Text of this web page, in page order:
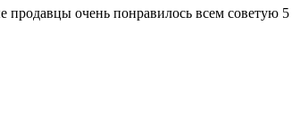
очень понравилось всем советую 5